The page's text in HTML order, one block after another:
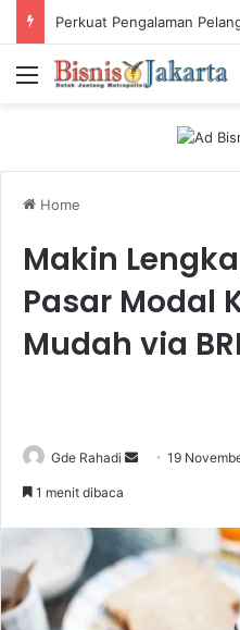
Menu
Home
Makin
Pasar Modal
Mudah via
Gde Rahadi
d
a
19
1 menit dibaca